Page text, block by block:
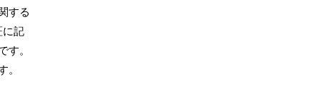
する
に記
す。
。